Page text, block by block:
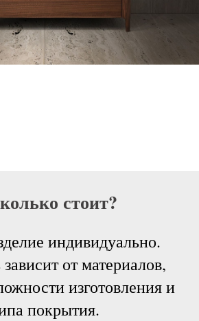
стоит?
индивидуально.
от материалов,
изготовления и
покрытия.